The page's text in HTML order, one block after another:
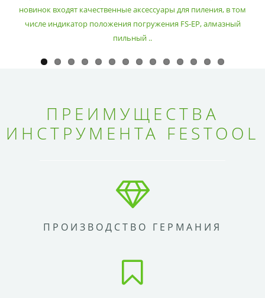
новинок входят качественные аксессуары для пиления, в том
числе индикатор положения погружения FS-EP, алмазный
пильный ..
ПРЕИМУЩЕСТВА
ИНСТРУМЕНТА FESTOOL
ПРОИЗВОДСТВО ГЕРМАНИЯ